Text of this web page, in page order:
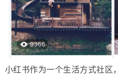
小红书作为一个生活方式社区